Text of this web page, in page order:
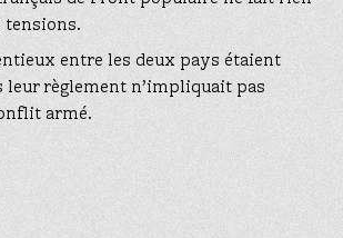
tensions.
entre les deux pays étaient
règlement n’impliquait pas
armé.